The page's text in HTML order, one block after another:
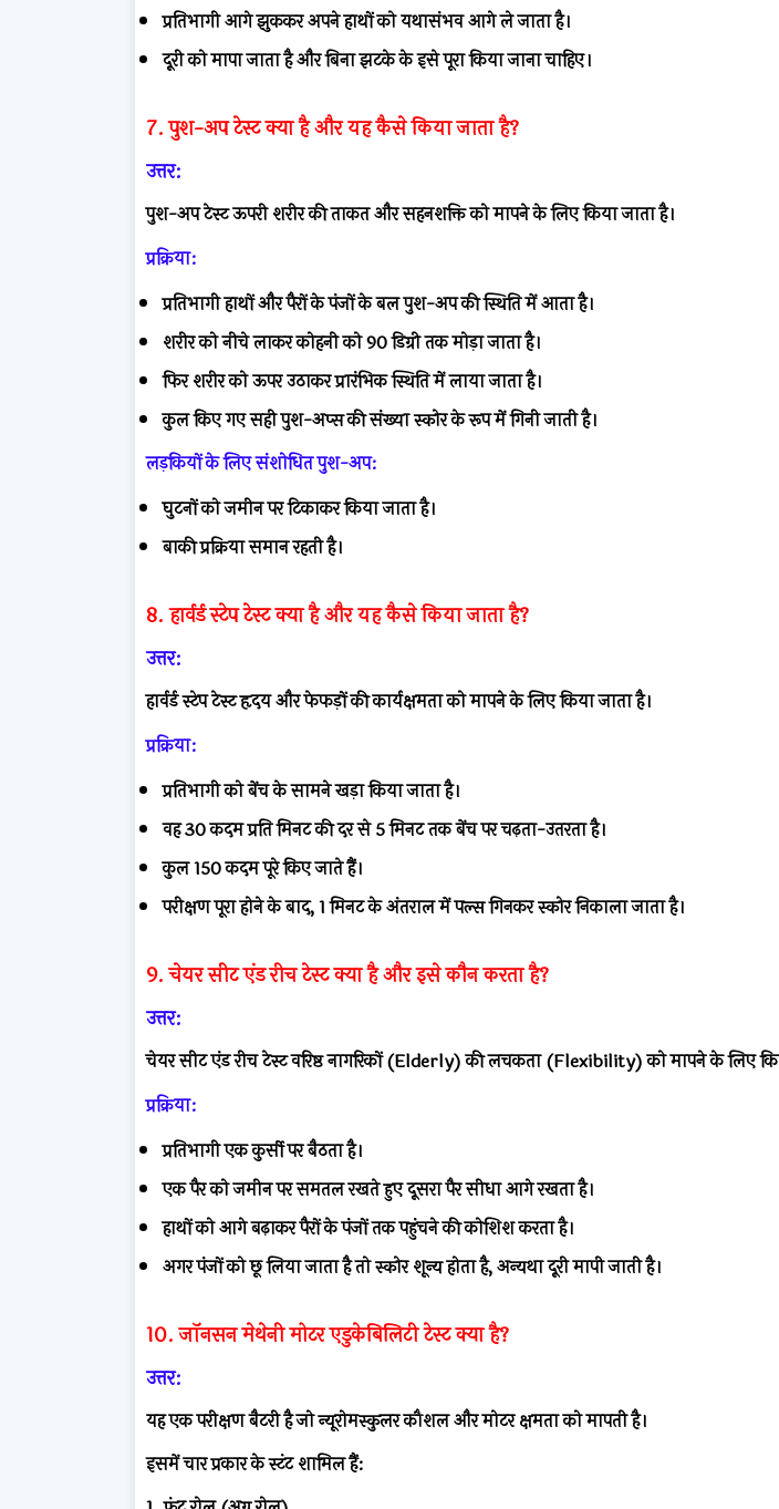
प्रतिभागी आगे झुककर अपने हाथों को यथासंभव आगे ले जाता है।
दूरी को मापा जाता है और बिना झटके के इसे पूरा किया जाना चाहिए।
7. पुश-अप टेस्ट क्या है और यह कैसे किया जाता है?
उत्तर:
पुश-अप टेस्ट ऊपरी शरीर की ताकत और सहनशक्ति को मापने के लिए किया जाता है।
प्रक्रिया:
प्रतिभागी हाथों और पैरों के पंजों के बल पुश-अप की स्थिति में आता है।
शरीर को नीचे लाकर कोहनी को 90 डिग्री तक मोड़ा जाता है।
फिर शरीर को ऊपर उठाकर प्रारंभिक स्थिति में लाया जाता है।
कुल किए गए सही पुश-अप्स की संख्या स्कोर के रूप में गिनी जाती है।
लड़कियों के लिए संशोधित पुश-अप:
घुटनों को जमीन पर टिकाकर किया जाता है।
बाकी प्रक्रिया समान रहती है।
8. हार्वर्ड स्टेप टेस्ट क्या है और यह कैसे किया जाता है?
उत्तर:
हार्वर्ड स्टेप टेस्ट हृदय और फेफड़ों की कार्यक्षमता को मापने के लिए किया जाता है।
प्रक्रिया:
प्रतिभागी को बेंच के सामने खड़ा किया जाता है।
वह 30 कदम प्रति मिनट की दर से 5 मिनट तक बेंच पर चढ़ता-उतरता है।
कुल 150 कदम पूरे किए जाते हैं।
परीक्षण पूरा होने के बाद, 1 मिनट के अंतराल में पल्स गिनकर स्कोर निकाला जाता है।
9. चेयर सीट एंड रीच टेस्ट क्या है और इसे कौन करता है?
उत्तर:
चेयर सीट एंड रीच टेस्ट वरिष्ठ नागरिकों (Elderly) की लचकता (Flexibility) को मापने के लिए
प्रक्रिया:
प्रतिभागी एक कुर्सी पर बैठता है।
एक पैर को जमीन पर समतल रखते हुए दूसरा पैर सीधा आगे रखता है।
हाथों को आगे बढ़ाकर पैरों के पंजों तक पहुंचने की कोशिश करता है।
अगर पंजों को छू लिया जाता है तो स्कोर शून्य होता है, अन्यथा दूरी मापी जाती है।
10. जॉनसन मेथेनी मोटर एडुकेबिलिटी टेस्ट क्या है?
उत्तर:
यह एक परीक्षण बैटरी है जो न्यूरोमस्कुलर कौशल और मोटर क्षमता को मापती है।
इसमें चार प्रकार के स्टंट शामिल हैं: